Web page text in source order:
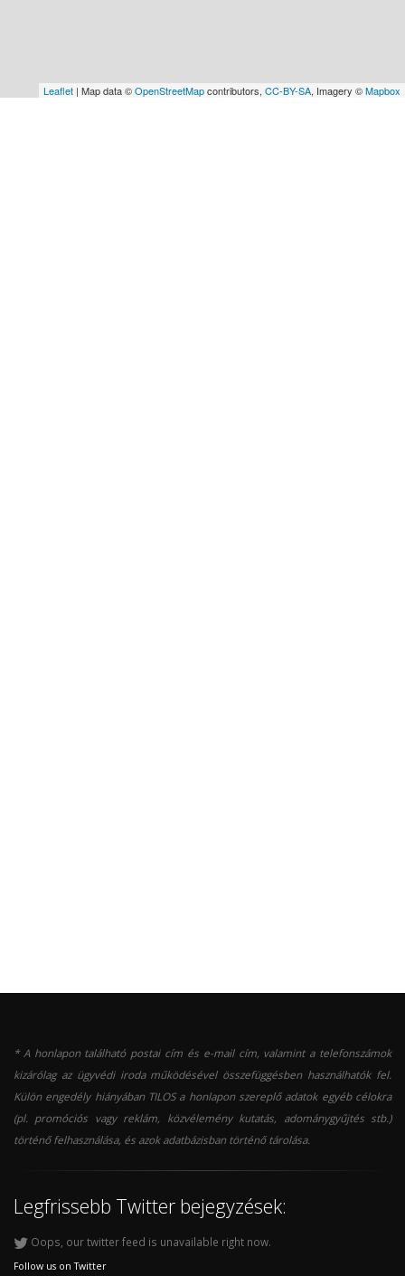
Leaflet | Map data ©OpenStreetMapcontributors, CC-BY-SA, Imagery ©Mapbox
* A honlapon található postai cím és e-mail cím, valamint a telefonszámok
kizárólag az ügyvédi iroda működésével összefüggésben használhatók fel.
Külön engedély hiányában TILOS a honlapon szereplő adatok egyéb célokra
(pl. promóciós vagy reklám, közvélemény kutatás, adománygyűjtés stb.)
történő felhasználása, és azok adatbázisban történő tárolása.
Legfrissebb Twitter bejegyzések:
Oops, our twitter feed is unavailable right now.
Follow us on Twitter